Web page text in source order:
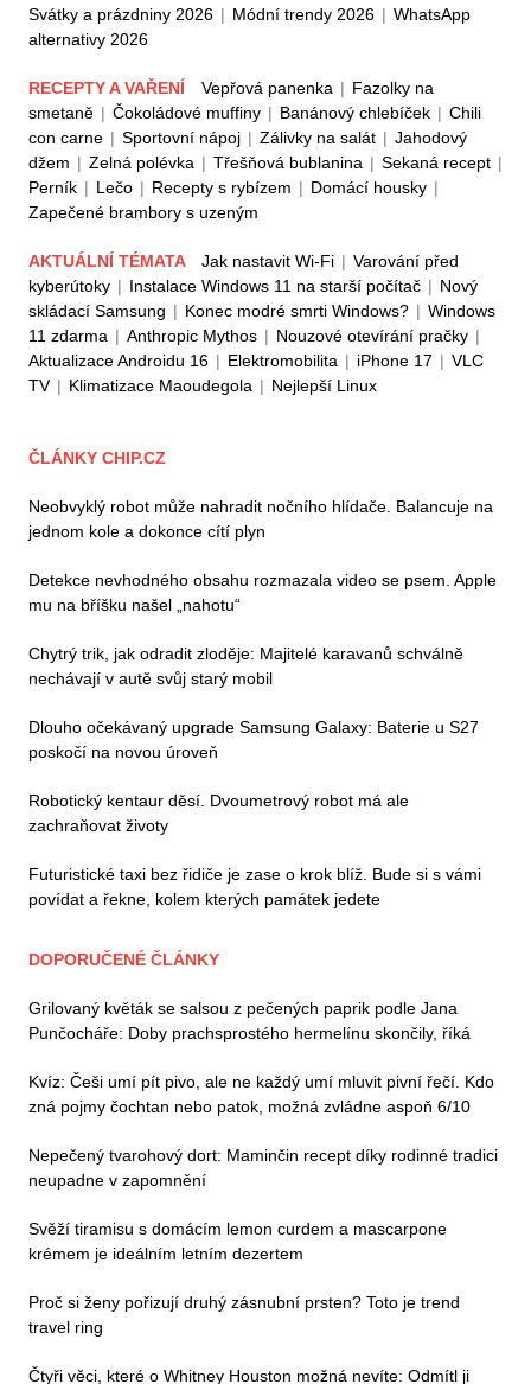
Svátky a prázdniny 2026 | Módní trendy 2026 | WhatsApp
alternativy 2026
RECEPTY A VAŘENÍ Vepřová panenka | Fazolky na
smetaně | Čokoládové muffiny | Banánový chlebíček | Chili
con carne | Sportovní nápoj | Zálivky na salát | Jahodový
džem | Zelná polévka | Třešňová bublanina | Sekaná recept |
Perník | Lečo | Recepty s rybízem | Domácí housky |
Zapečené brambory s uzeným
AKTUÁLNÍ TÉMATA Jak nastavit Wi-Fi | Varování před
kyberútoky | Instalace Windows 11 na starší počítač | Nový
skládací Samsung | Konec modré smrti Windows? | Windows
11 zdarma | Anthropic Mythos | Nouzové otevírání pračky |
Aktualizace Androidu 16 | Elektromobilita | iPhone 17 | VLC
TV | Klimatizace Maoudegola | Nejlepší Linux
ČLÁNKY CHIP.CZ
Neobvyklý robot může nahradit nočního hlídače. Balancuje na
jednom kole a dokonce cítí plyn
Detekce nevhodného obsahu rozmazala video se psem. Apple
mu na bříšku našel „nahotu“
Chytrý trik, jak odradit zloděje: Majitelé karavanů schválně
nechávají v autě svůj starý mobil
Dlouho očekávaný upgrade Samsung Galaxy: Baterie u S27
poskočí na novou úroveň
Robotický kentaur děsí. Dvoumetrový robot má ale
zachraňovat životy
Futuristické taxi bez řidiče je zase o krok blíž. Bude si s vámi
povídat a řekne, kolem kterých památek jedete
DOPORUČENÉ ČLÁNKY
Grilovaný květák se salsou z pečených paprik podle Jana
Punčocháře: Doby prachsprostého hermelínu skončily, říká
Kvíz: Češi umí pít pivo, ale ne každý umí mluvit pivní řečí. Kdo
zná pojmy čochtan nebo patok, možná zvládne aspoň 6/10
Nepečený tvarohový dort: Maminčin recept díky rodinné tradici
neupadne v zapomnění
Svěží tiramisu s domácím lemon curdem a mascarpone
krémem je ideálním letním dezertem
Proč si ženy pořizují druhý zásnubní prsten? Toto je trend
travel ring
Čtyři věci, které o Whitney Houston možná nevíte: Odmítl ji